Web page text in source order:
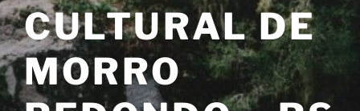
CULTURAL DE
MORRO